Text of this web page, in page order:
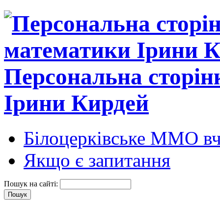
Персональна
Ірини Кирдей
Білоцерківське ММО
Якщо є запитання
Пошук на сайті: